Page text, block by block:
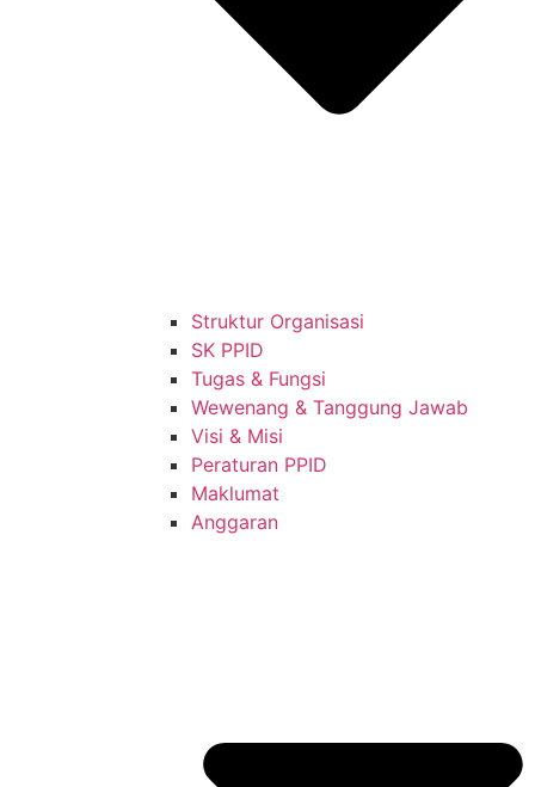
Struktur Organisasi
SK PPID
Tugas & Fungsi
Wewenang & Tanggung Jawab
Visi & Misi
Peraturan PPID
Maklumat
Anggaran